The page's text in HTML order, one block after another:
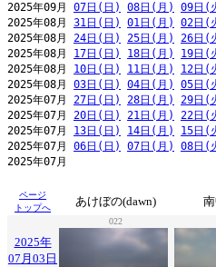
2025年09月 07日(日) 08日(月) 09日(
2025年08月 31日(日) 01日(月) 02日(
2025年08月 24日(日) 25日(月) 26日(
2025年08月 17日(日) 18日(月) 19日(
2025年08月 10日(日) 11日(月) 12日(
2025年08月 03日(日) 04日(月) 05日(
2025年07月 27日(日) 28日(月) 29日(
2025年07月 20日(日) 21日(月) 22日(
2025年07月 13日(日) 14日(月) 15日(
2025年07月 06日(日) 07日(月) 08日(
2025
ページ
トップへ
あけぼの(dawn)
022
2025年
07月03日